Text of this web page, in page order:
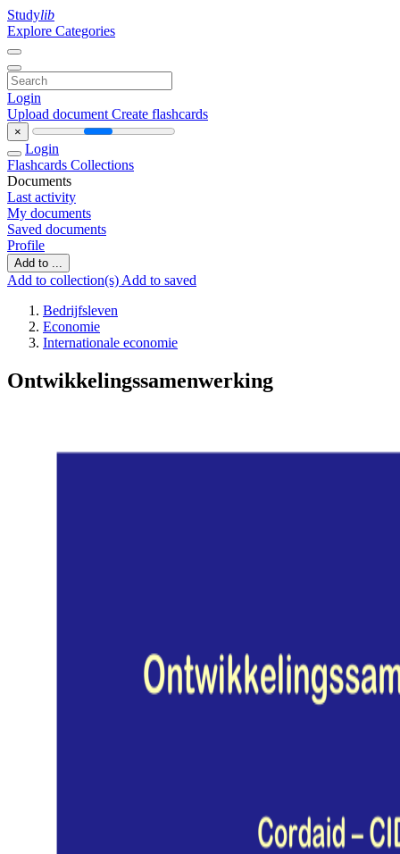
Studylib
Explore Categories
Login
Upload document Create flashcards
×
Login
Flashcards Collections
Documents
Last activity
My documents
Saved documents
Profile
Add to ...
Add to collection(s) Add to saved
Bedrijfsleven
Economie
Internationale economie
Ontwikkelingssamenwerking